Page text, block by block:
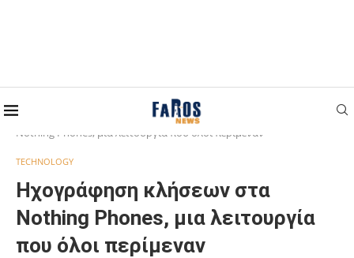
Home
Ηχογράφηση κλήσεων στα
Nothing Phones, μια λειτουργία που όλοι περίμεναν
TECHNOLOGY
Ηχογράφηση κλήσεων στα
Nothing Phones, μια λειτουργία
που όλοι περίμεναν